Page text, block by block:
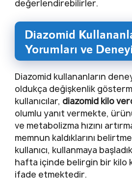
değerlendirebilirler.
Diazomid
Yorumları ve
Diazomid kullananların
oldukça değişkenlik
kullanıcılar, diazomid kilo
olumlu yanıt vermekte,
ve metabolizma hızını
memnun kaldıklarını
kullanıcı, kullanmaya
hafta içinde belirgin bir kilo
ifade etmektedir.